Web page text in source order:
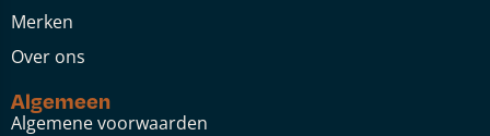
Merken
Over ons
Algemeen
Algemene voorwaarden